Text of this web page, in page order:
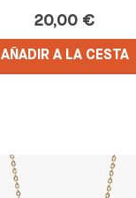
20,00 €
AÑADIR A LA CESTA